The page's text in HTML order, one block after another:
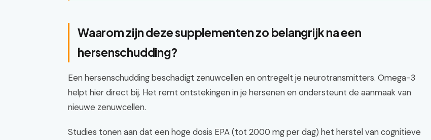
Waarom zijn deze supplementen zo belangrijk na een
hersenschudding?
Een hersenschudding beschadigt zenuwcellen en ontregelt je neurotransmitters. Omega-3
helpt hier direct bij. Het remt ontstekingen in je hersenen en ondersteunt de aanmaak van
nieuwe zenuwcellen.
Studies tonen aan dat een hoge dosis EPA (tot 2000 mg per dag) het herstel van cognitieve